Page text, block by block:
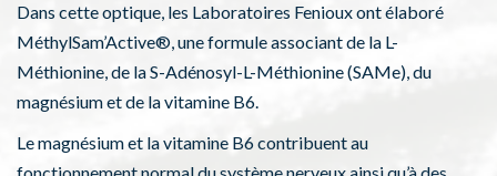
Dans cette optique, les Laboratoires Fenioux ont élaboré
MéthylSam’Active®, une formule associant de la L-
Méthionine, de la S-Adénosyl-L-Méthionine (SAMe), du
magnésium et de la vitamine B6.
Le magnésium et la vitamine B6 contribuent au